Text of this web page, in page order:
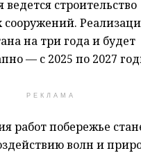
строительство
на три года и будет
— с 2025 по 2027
РЕКЛАМА
работ побережье
волн и